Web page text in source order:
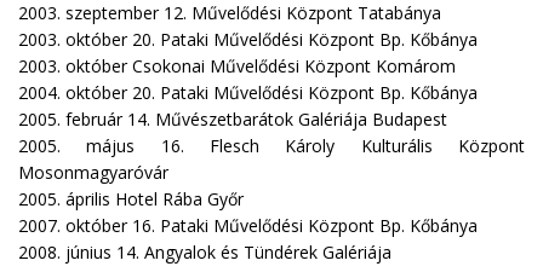
2003. szeptember 12. Művelődési Központ Tatabánya
2003. október 20. Pataki Művelődési Központ Bp. Kőbánya
2003. október Csokonai Művelődési Központ Komárom
2004. október 20. Pataki Művelődési Központ Bp. Kőbánya
2005. február 14. Művészetbarátok Galériája Budapest
2005. május 16. Flesch Károly Kulturális Központ
Mosonmagyaróvár
2005. április Hotel Rába Győr
2007. október 16. Pataki Művelődési Központ Bp. Kőbánya
2008. június 14. Angyalok és Tündérek Galériája